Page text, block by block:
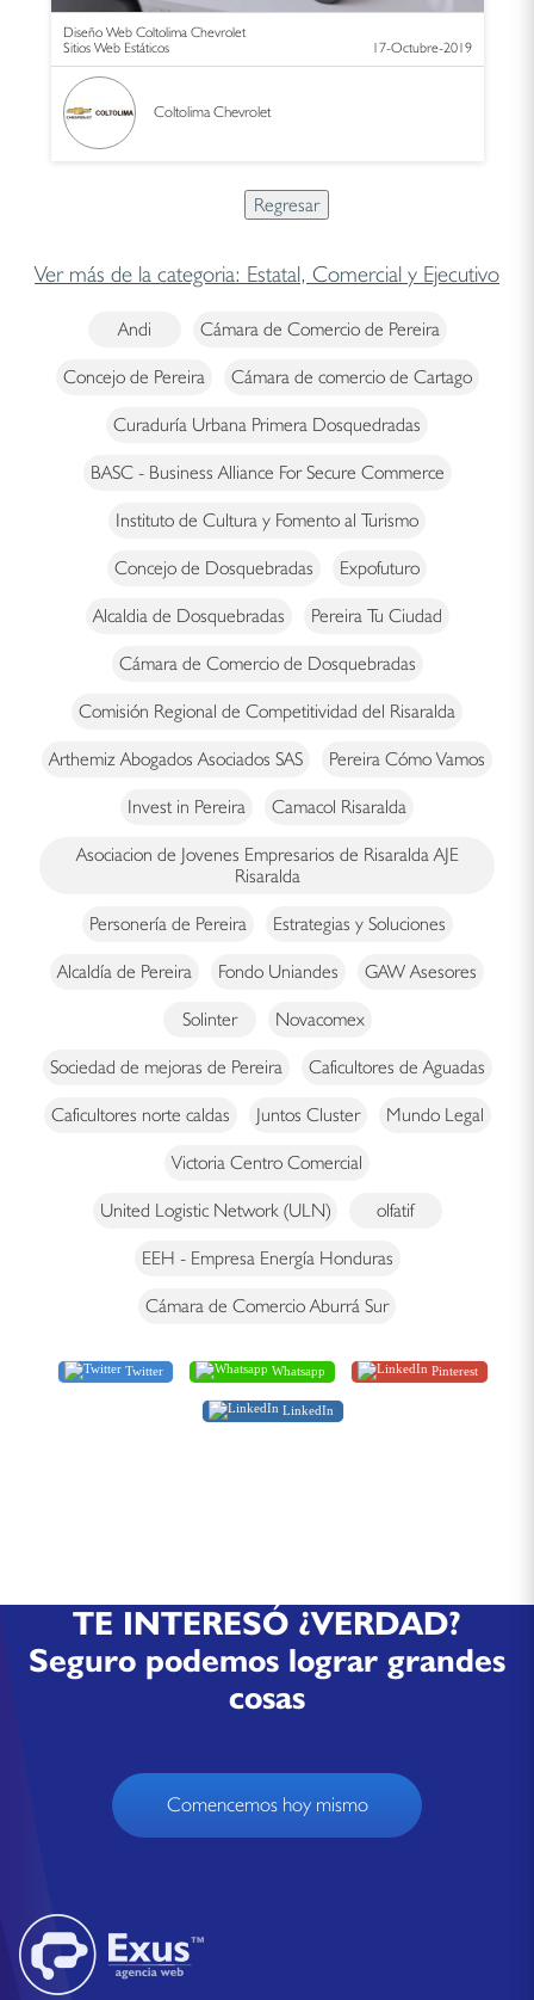
Diseño Web Coltolima Chevrolet
Sitios Web Estáticos
17-Octubre-2019
Coltolima Chevrolet
Ver más de la categoria: Estatal, Comercial y Ejecutivo
Andi Cámara de Comercio de Pereira
Concejo de Pereira Cámara de comercio de Cartago
Curaduría Urbana Primera Dosquedradas
BASC - Business Alliance For Secure Commerce
Instituto de Cultura y Fomento al Turismo
Concejo de Dosquebradas Expofuturo
Alcaldia de Dosquebradas Pereira Tu Ciudad
Cámara de Comercio de Dosquebradas
Comisión Regional de Competitividad del Risaralda
Arthemiz Abogados Asociados SAS Pereira Cómo Vamos
Invest in Pereira Camacol Risaralda
Asociacion de Jovenes Empresarios de Risaralda AJE
Risaralda
Personería de Pereira Estrategias y Soluciones
Alcaldía de Pereira Fondo Uniandes GAW Asesores
Solinter Novacomex
Sociedad de mejoras de Pereira Caficultores de Aguadas
Caficultores norte caldas Juntos Cluster Mundo Legal
Victoria Centro Comercial
United Logistic Network (ULN) olfatif
EEH - Empresa Energía Honduras
Cámara de Comercio Aburrá Sur
Twitter Whatsapp Pinterest
LinkedIn
TE INTERESÓ ¿VERDAD?
Seguro podemos lograr grandes
cosas
Comencemos hoy mismo